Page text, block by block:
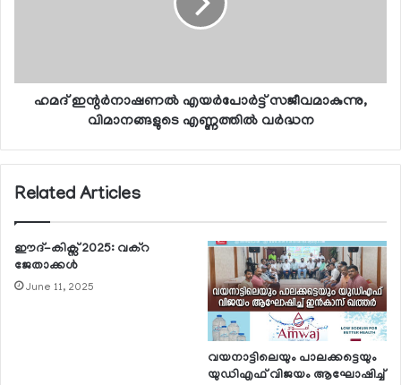
ഹമദ് ഇന്റര്‍നാഷണല്‍ എയര്‍പോര്‍ട്ട് സജീവമാകുന്നു,
വിമാനങ്ങളുടെ എണ്ണത്തില്‍ വര്‍ദ്ധന
Related Articles
ഈദ്-കിക്സ് 2025: വക്റ
ജേതാക്കൾ
June 11, 2025
വയനാട്ടിലെയും പാലക്കട്ടെയും
യുഡിഎഫ് വിജയം ആഘോഷിച്ച്